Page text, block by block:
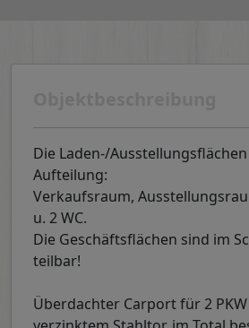
Die Laden-/
Aufteilung:
Verkaufsraum,
u. 2 WC.
Die Geschäftsflächen sind im
teilbar!
Überdachter Carport für 2